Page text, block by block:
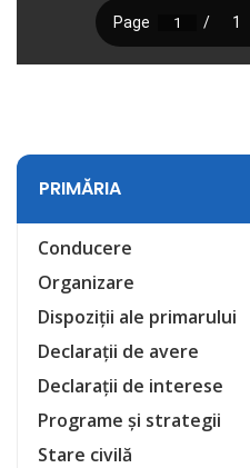
PRIMĂRIA
Conducere
Organizare
Dispoziții ale primarului
Declarații de avere
Declarații de interese
Programe și strategii
Stare civilă